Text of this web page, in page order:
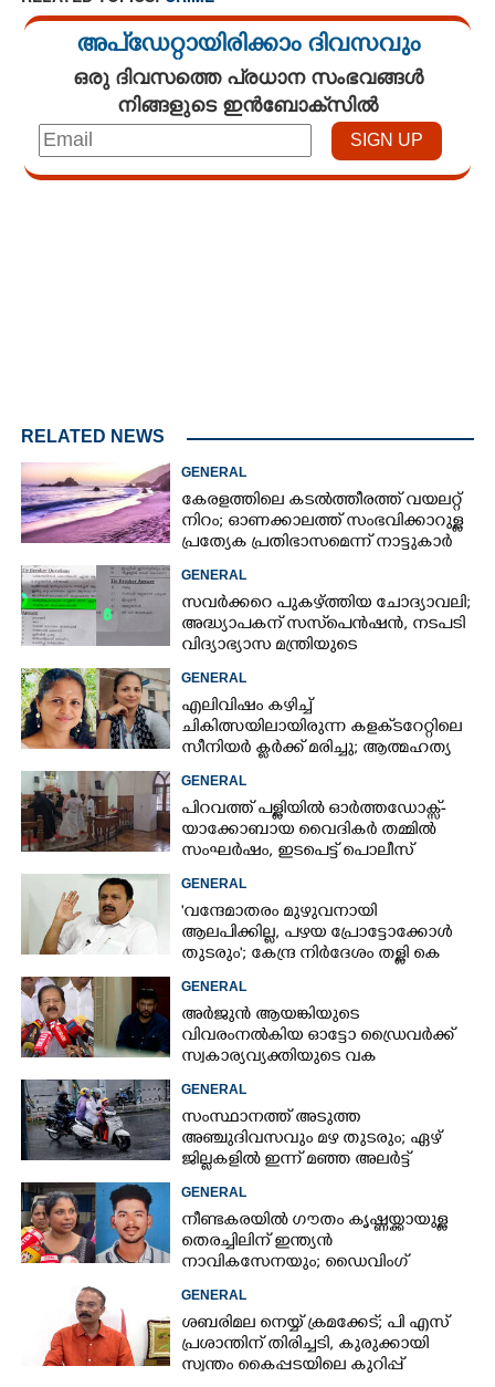
അപ്ഡേറ്റായിരിക്കാം ദിവസവും
ഒരു ദിവസത്തെ പ്രധാന സംഭവങ്ങൾ
നിങ്ങളുടെ ഇൻബോക്സിൽ
RELATED NEWS
GENERAL
കേരളത്തിലെ കടൽത്തീരത്ത് വയലറ്റ്
നിറം; ഓണക്കാലത്ത് സംഭവിക്കാറുള്ള
പ്രത്യേക പ്രതിഭാസമെന്ന് നാട്ടുകാർ
GENERAL
സവർക്കറെ പുകഴ്ത്തിയ ചോദ്യാവലി;
അദ്ധ്യാപകന് സസ്‌പെൻഷൻ, നടപടി
വിദ്യാഭ്യാസ മന്ത്രിയുടെ
GENERAL
എലിവിഷം കഴിച്ച്
ചികിത്സയിലായിരുന്ന കളക്‌ടറേറ്റിലെ
സീനിയർ ക്ലർക്ക് മരിച്ചു; ആത്മഹത്യ
സംശയം
GENERAL
പിറവത്ത് പള്ളിയിൽ ഓർത്തഡോക്സ്-
യാക്കോബായ വൈദികർ തമ്മിൽ
സംഘർഷം, ഇടപെട്ട് പൊലീസ്
GENERAL
'വന്ദേമാതരം മുഴുവനായി
ആലപിക്കില്ല, പഴയ പ്രോട്ടോക്കോൾ
തുടരും'; കേന്ദ്ര നിർദേശം തള്ളി കെ
GENERAL
അർജുൻ ആയങ്കിയുടെ
വിവരംനൽകിയ ഓട്ടോ ഡ്രൈവർക്ക്
സ്വകാര്യവ്യക്തിയുടെ വക
ചെന്നിത്തല
GENERAL
സംസ്ഥാനത്ത് അടുത്ത
അ‌ഞ്ചുദിവസവും മഴ തുടരും; ഏഴ്
ജില്ലകളിൽ ഇന്ന് മഞ്ഞ അലർട്ട്
GENERAL
നീണ്ടകരയിൽ ഗൗതം കൃഷ്ണയ്ക്കായുള്ള
തെരച്ചിലിന് ഇന്ത്യൻ
നാവികസേനയും; ഡൈവിംഗ്
GENERAL
ശബരിമല നെയ്യ് ക്രമക്കേട്; പി എസ്
പ്രശാന്തിന് തിരിച്ചടി, കുരുക്കായി
സ്വന്തം കൈപ്പടയിലെ കുറിപ്പ്